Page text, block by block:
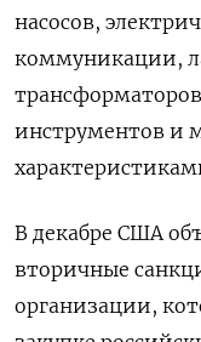
насосов,
коммуникации,
инструментов и
В декабре США
вторичные
организации,